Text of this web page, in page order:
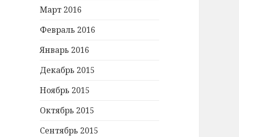
Март 2016
Февраль 2016
Январь 2016
Декабрь 2015
Ноябрь 2015
Октябрь 2015
Сентябрь 2015